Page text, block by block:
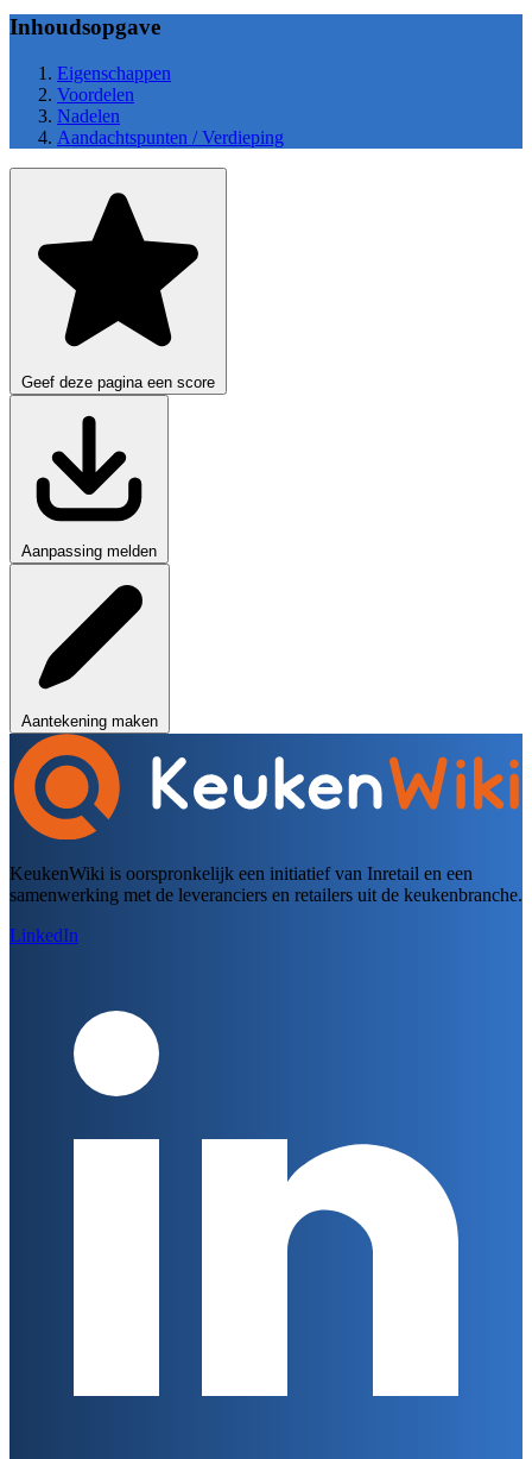
Inhoudsopgave
Eigenschappen
Voordelen
Nadelen
Aandachtspunten / Verdieping
Geef deze pagina een score
Aanpassing melden
Aantekening maken
KeukenWiki is oorspronkelijk een initiatief van Inretail en een
samenwerking met de leveranciers en retailers uit de keukenbranche.
LinkedIn